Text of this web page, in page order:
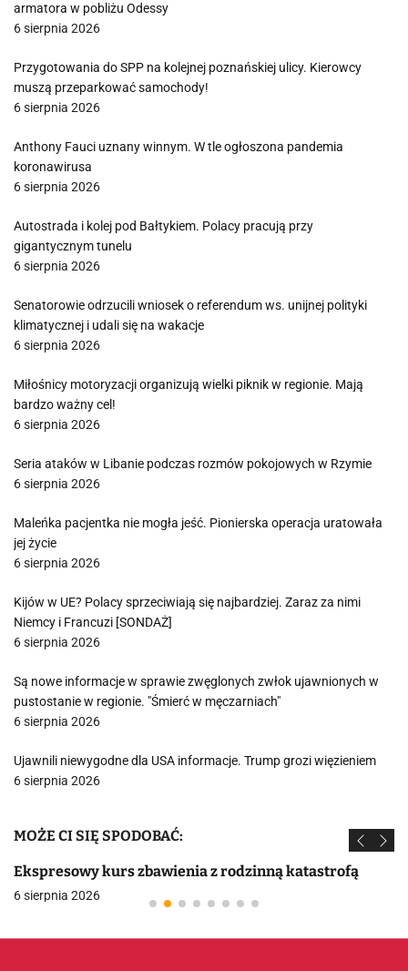
armatora w pobliżu Odessy
6 sierpnia 2026
Przygotowania do SPP na kolejnej poznańskiej ulicy. Kierowcy
muszą przeparkować samochody!
6 sierpnia 2026
Anthony Fauci uznany winnym. W tle ogłoszona pandemia
koronawirusa
6 sierpnia 2026
Autostrada i kolej pod Bałtykiem. Polacy pracują przy
gigantycznym tunelu
6 sierpnia 2026
Senatorowie odrzucili wniosek o referendum ws. unijnej polityki
klimatycznej i udali się na wakacje
6 sierpnia 2026
Miłośnicy motoryzacji organizują wielki piknik w regionie. Mają
bardzo ważny cel!
6 sierpnia 2026
Seria ataków w Libanie podczas rozmów pokojowych w Rzymie
6 sierpnia 2026
Maleńka pacjentka nie mogła jeść. Pionierska operacja uratowała
jej życie
6 sierpnia 2026
Kijów w UE? Polacy sprzeciwiają się najbardziej. Zaraz za nimi
Niemcy i Francuzi [SONDAŻ]
6 sierpnia 2026
Są nowe informacje w sprawie zwęglonych zwłok ujawnionych w
pustostanie w regionie. "Śmierć w męczarniach"
6 sierpnia 2026
Ujawnili niewygodne dla USA informacje. Trump grozi więzieniem
6 sierpnia 2026
MOŻE CI SIĘ SPODOBAĆ:
Ekspresowy kurs zbawienia z rodzinną katastrofą
6 sierpnia 2026